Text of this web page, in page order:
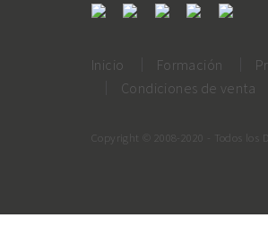
Inicio Formación
Condiciones de venta
Copyright © 2008-2020 - Todos los